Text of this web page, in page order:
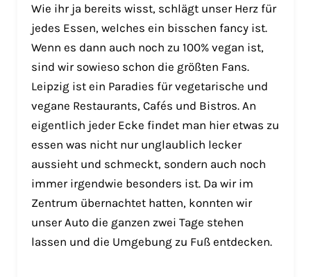
Wie ihr ja bereits wisst, schlägt unser Herz für
jedes Essen, welches ein bisschen fancy ist.
Wenn es dann auch noch zu 100% vegan ist,
sind wir sowieso schon die größten Fans.
Leipzig ist ein Paradies für vegetarische und
vegane Restaurants, Cafés und Bistros. An
eigentlich jeder Ecke findet man hier etwas zu
essen was nicht nur unglaublich lecker
aussieht und schmeckt, sondern auch noch
immer irgendwie besonders ist. Da wir im
Zentrum übernachtet hatten, konnten wir
unser Auto die ganzen zwei Tage stehen
lassen und die Umgebung zu Fuß entdecken.